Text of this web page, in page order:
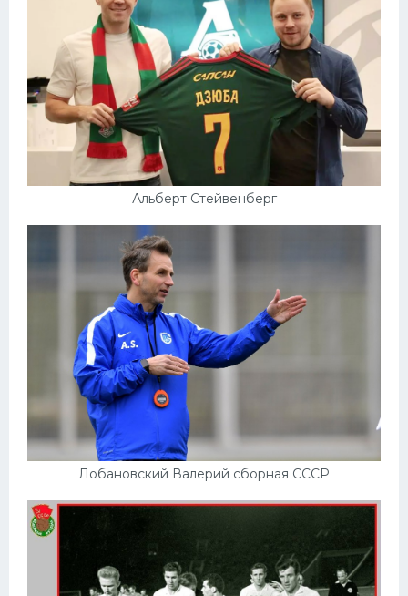
Альберт Стейвенберг
Лобановский Валерий сборная СССР